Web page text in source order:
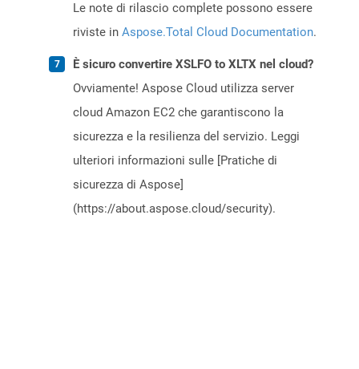
Le note di rilascio complete possono essere
riviste in Aspose.Total Cloud Documentation.
È sicuro convertire XSLFO to XLTX nel cloud?
Ovviamente! Aspose Cloud utilizza server
cloud Amazon EC2 che garantiscono la
sicurezza e la resilienza del servizio. Leggi
ulteriori informazioni sulle [Pratiche di
sicurezza di Aspose]
(https://about.aspose.cloud/security).